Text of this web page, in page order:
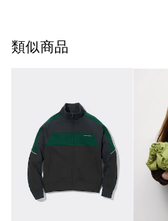
類似商品